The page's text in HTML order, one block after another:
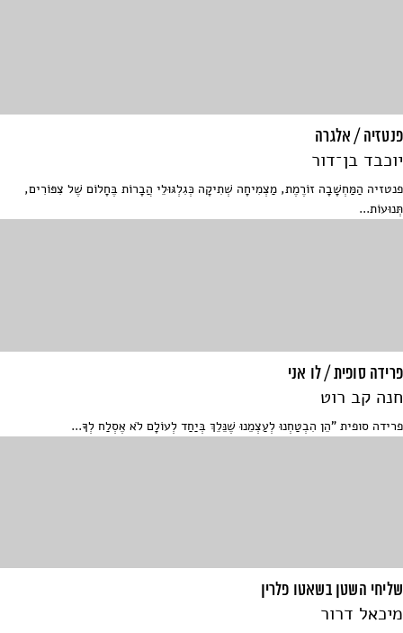
פנטזיה / אלגרה
יוכבד בן־דור
פנטזיה הַמַּחְשָׁבָה זוֹרֶמֶת, מַצְמִיחָה שְׁתִיקָה כְּגִלְגּוּלֵי הֲבָרוֹת בֶּחָלוֹם שֶׁל צִפּוֹרִים,
תְּנוּעוֹת...
פרידה סופית / לו אני
חנה קב רוט
פרידה סופית "הֵן הִבְטַחְנוּ לְעַצְמֵנוּ שֶׁנֵּלֵךְ בְּיַחַד לְעוֹלָם לֹא אֶסְלַח לְךָ...
שליחי השטן בשאטו פלרין
מיכאל דרור